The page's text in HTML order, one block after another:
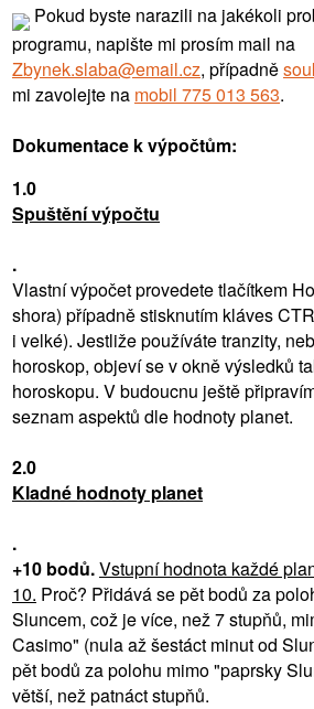
Pokud byste narazili na jakékoli
programu, napište mi prosím mail na
Zbynek.slaba@email.cz, případně
mi zavolejte na mobil 775 013 563.
Dokumentace k výpočtům:
1.0
Spuštění výpočtu
.
Vlastní výpočet provedete tlačítkem
shora) případně stisknutím kláves
i velké). Jestliže používáte tranzity,
horoskop, objeví se v okně výsledků
horoskopu. V budoucnu ještě
seznam aspektů dle hodnoty planet.
2.0
Kladné hodnoty planet
.
+10 bodů.Vstupní hodnota každé
10. Proč? Přidává se pět bodů za
Sluncem, což je více, než 7 stupňů,
Casimo" (nula až šestáct minut od
pět bodů za polohu mimo "paprsky
větší, než patnáct stupňů.